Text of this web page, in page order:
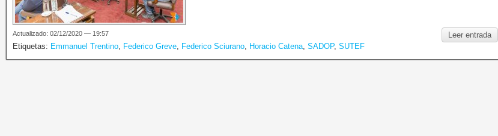
Leer entrada
Actualizado: 02/12/2020 — 19:57
Etiquetas: Emmanuel Trentino, Federico Greve, Federico Sciurano, Horacio Catena, SADOP, SUTEF